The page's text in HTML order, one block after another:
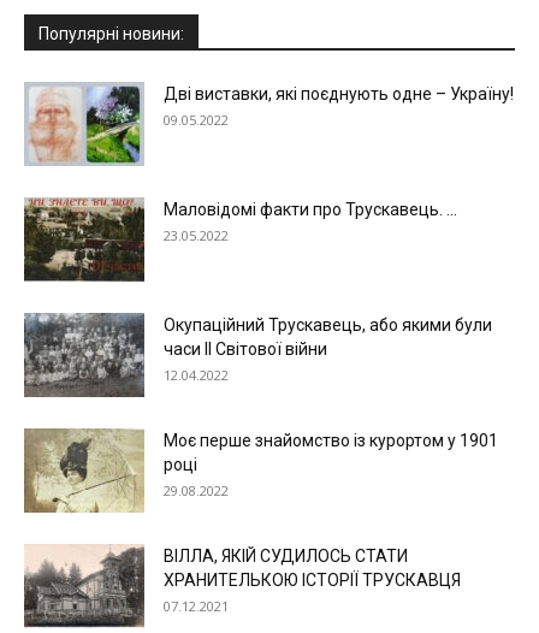
Популярні новини:
Дві виставки, які поєднують одне – Україну!
09.05.2022
Маловідомі факти про Трускавець. ...
23.05.2022
Окупаційний Трускавець, або якими були
часи ІІ Світової війни
12.04.2022
Моє перше знайомство із курортом у 1901
році
29.08.2022
ВІЛЛА, ЯКІЙ СУДИЛОСЬ СТАТИ
ХРАНИТЕЛЬКОЮ ІСТОРІЇ ТРУСКАВЦЯ
07.12.2021